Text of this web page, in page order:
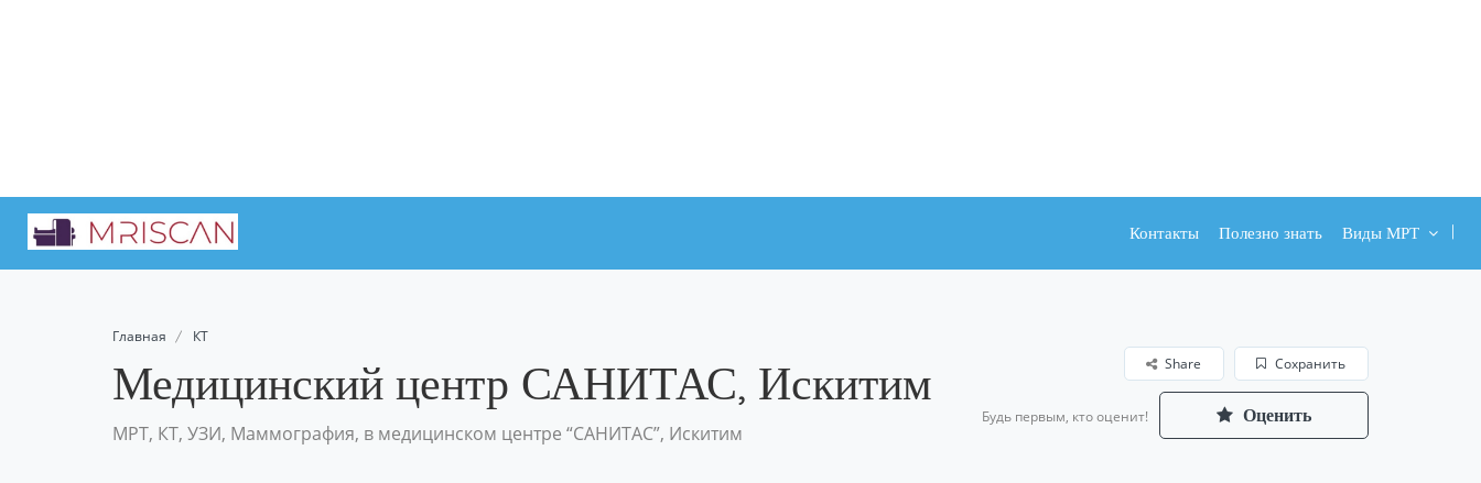
Контакты Полезно знать Виды МРТ
Главная КТ
Медицинский центр САНИТАС, Искитим
МРТ, КТ, УЗИ, Маммография, в медицинском центре “САНИТАС”, Искитим
Сохранить
Share
Будь первым, кто оценит! Оценить